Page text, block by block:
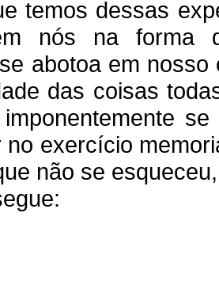
temos dessas
nós na forma
abotoa em
das coisas
imponentemente
no exercício
não se